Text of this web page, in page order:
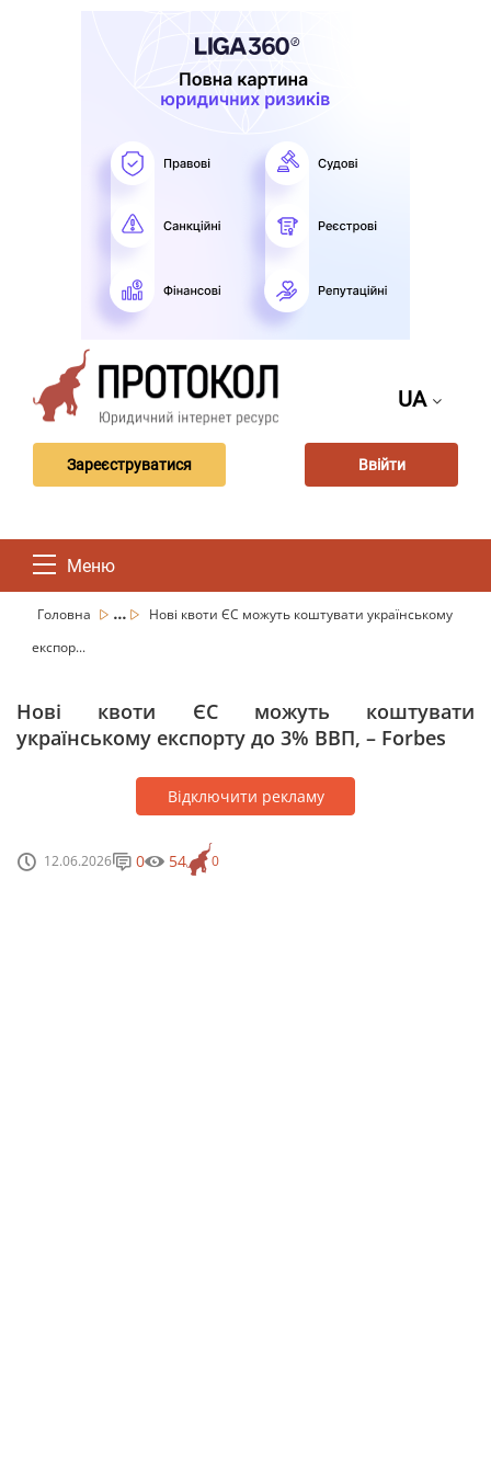
UA
Зареєструватися Ввійти
Меню
Головна ...
Нові квоти ЄС можуть коштувати українському
експор...
Нові квоти ЄС можуть коштувати
українському експорту до 3% ВВП, – Forbes
Відключити рекламу
12.06.2026 0
0 54